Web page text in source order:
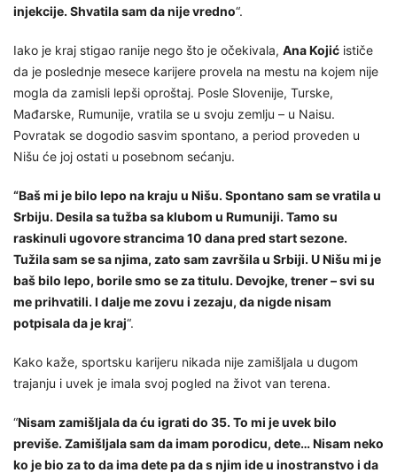
injekcije. Shvatila sam da nije vredno“.
Iako je kraj stigao ranije nego što je očekivala, Ana Kojić ističe
da je poslednje mesece karijere provela na mestu na kojem nije
mogla da zamisli lepši oproštaj. Posle Slovenije, Turske,
Mađarske, Rumunije, vratila se u svoju zemlju – u Naisu.
Povratak se dogodio sasvim spontano, a period proveden u
Nišu će joj ostati u posebnom sećanju.
“Baš mi je bilo lepo na kraju u Nišu. Spontano sam se vratila u
Srbiju. Desila sa tužba sa klubom u Rumuniji. Tamo su
raskinuli ugovore strancima 10 dana pred start sezone.
Tužila sam se sa njima, zato sam završila u Srbiji. U Nišu mi je
baš bilo lepo, borile smo se za titulu. Devojke, trener – svi su
me prihvatili. I dalje me zovu i zezaju, da nigde nisam
potpisala da je kraj“.
Kako kaže, sportsku karijeru nikada nije zamišljala u dugom
trajanju i uvek je imala svoj pogled na život van terena.
“Nisam zamišljala da ću igrati do 35. To mi je uvek bilo
previše. Zamišljala sam da imam porodicu, dete… Nisam neko
ko je bio za to da ima dete pa da s njim ide u inostranstvo i da